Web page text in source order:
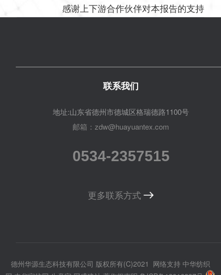
感谢上下游合作伙伴对本报告的支持
联系我们
地址:山东省德州市德城区格瑞德路1100号
邮箱：zdw@huayuantex.com
0534-2357515
更多联系方式
德州华源生态科技有限公司 版权所有(C)2021 网络支持 中华纺织